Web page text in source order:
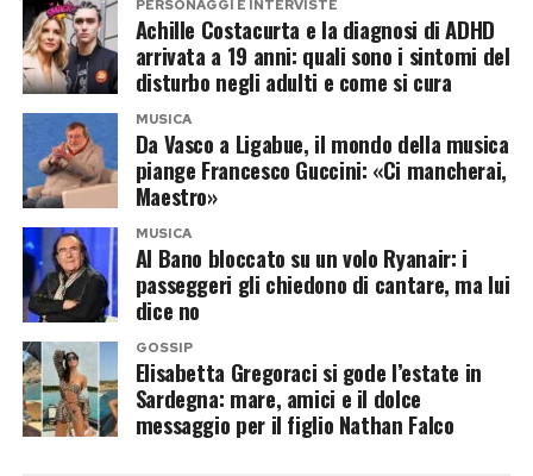
Skin Health Alliance
nei loro periodici
report clinici. “I
pazienti arrivano in
studio con pelle
arrossata, che tira,
lucida ma disidratata,
e con una forte
sensibilità a prodotti
precedentemente
tollerati. Questa
PERSONAGGI E INTERVISTE
Achille Costacurta e la diagnosi di ADHD
arrivata a 19 anni: quali sono i sintomi del
disturbo negli adulti e come si cura
MUSICA
Da Vasco a Ligabue, il mondo della musica
piange Francesco Guccini: «Ci mancherai,
Maestro»
MUSICA
Al Bano bloccato su un volo Ryanair: i
passeggeri gli chiedono di cantare, ma lui
dice no
GOSSIP
Elisabetta Gregoraci si gode l’estate in
Sardegna: mare, amici e il dolce
messaggio per il figlio Nathan Falco